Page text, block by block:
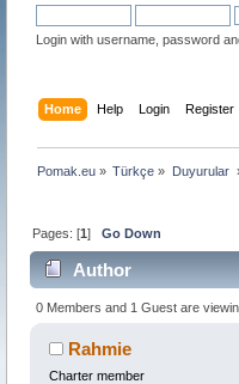
Login with username, password
Home Help Login Register
Pomak.eu » Türkçe » Duyurular
Pages: [1]Go Down
Author
0 Members and 1 Guest are
Rahmie
Charter member